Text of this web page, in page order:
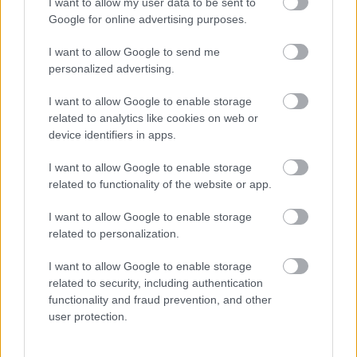
Google for online advertising purposes.
I want to allow Google to send me
personalized advertising.
I want to allow Google to enable storage
related to analytics like cookies on web or
device identifiers in apps.
I want to allow Google to enable storage
related to functionality of the website or app.
I want to allow Google to enable storage
related to personalization.
I want to allow Google to enable storage
related to security, including authentication
functionality and fraud prevention, and other
user protection.
Poniżej znajdziesz także ostatnie mecze obu drużyn oraz statystyki
Przełęcz Dukla vs. Start Rymanów - relacja, wynik na żywo,
transmisja
Wynik meczu Przełęcz Dukla - Start Rymanów znajdziesz na naszej stronie
zaraz po jego zakończeniu. Jeżeli szukasz informacji meczowych, zajrzyj
Przełęcz Dukla vs. Start Rymanów - wynik, składy, strzelcy
Jeżeli w internecie lub TV dostępna jest
albo innych spotkań Krosno >
Klasa Okręgowa na pewno znajdziesz takie informacje na naszym portalu.
Możliwe jednak, że nigdzie nie pojawi się stream online z tego pojedynku.
Asseco Resovia| Developres Rzeszów |ITA TOOLS Stal Mielec
Cellfast Wilki Krosno| Texom Stal Rzeszów|Stal Mielec
Motor Lublin|Stal Rzeszów| Stal Stalowa Wola|Wisła Kraków
Resovia|Wieczysta Kraków